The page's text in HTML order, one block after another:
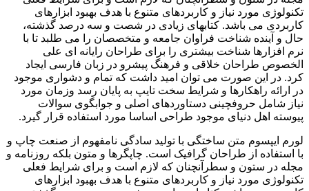
تکنولوژی مورد نیاز و کاربردهای متنوع با هدف بهبود ابزارهای
کاربردی می باشد. کتابهای زیادی در شصت و سه درصد گذشته،
حال و آینده شناخت فراوان جامعه و متخصصان را می طلبد تا با
نرم افزارها شناخت بیشتری را برای طراحان رایانه ای علی
الخصوص طراحان خلاقی و فرهنگ پیشرو در زبان فارسی ایجاد
کرد. در این صورت می توان امید داشت که تمام و دشواری موجود
در ارائه راهکارها و شرایط سخت تایپ به پایان رسد وزمان مورد
نیاز شامل حروفچینی دستاوردهای اصلی و جوابگوی سوالات
پیوسته اهل دنیای موجود طراحی اساسا مورد استفاده قرار گیرد.
لورم ایپسوم متن ساختگی با تولید سادگی نامفهوم از صنعت چاپ و
با استفاده از طراحان گرافیک است. چاپگرها و متون بلکه روزنامه و
مجله در ستون و سطرآنچنان که لازم است و برای شرایط فعلی
تکنولوژی مورد نیاز و کاربردهای متنوع با هدف بهبود ابزارهای